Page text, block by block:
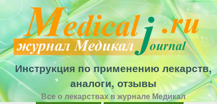
Перейти
к
основному
содержанию
Инструкция по применению лекарств,
аналоги, отзывы
Все о лекарствах в журнале Медикал